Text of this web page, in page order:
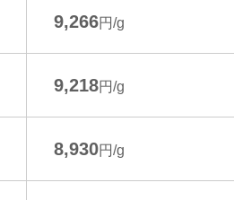
9,266円/g
9,218円/g
8,930円/g